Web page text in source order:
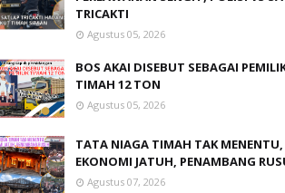
TRICAKTI
Agustus 05, 2026
BOS AKAI DISEBUT SEBAGAI
TIMAH 12 TON
Agustus 05, 2026
TATA NIAGA TIMAH TAK MENENTU,
EKONOMI JATUH, PENAMBANG
Agustus 07, 2026